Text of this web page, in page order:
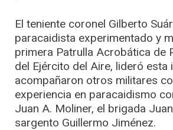
El teniente coronel Gilberto
paracaidista experimentado y
primera Patrulla Acrobática de
del Ejército del Aire, lideró esta
acompañaron otros militares
experiencia en paracaidismo
Juan A. Moliner, el brigada
sargento Guillermo Jiménez.